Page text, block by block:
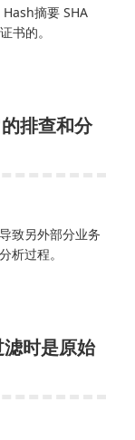
摘要 SHA
书的。
排查和分
致另外部分业务
析过程。
时是原始